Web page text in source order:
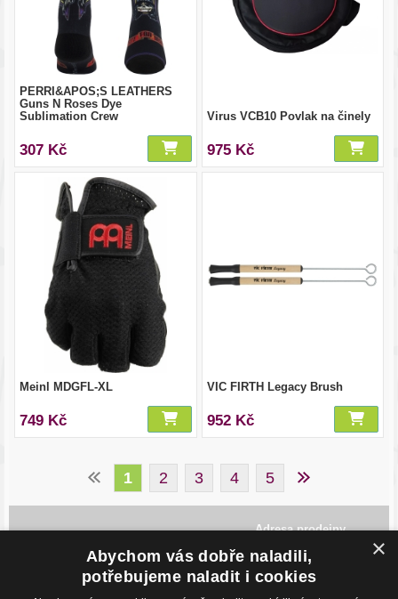
PERRI&APOS;S LEATHERS
Guns N Roses Dye
Sublimation Crew
307 Kč
Virus VCB10 Povlak na činely
975 Kč
Meinl MDGFL-XL
749 Kč
VIC FIRTH Legacy Brush
952 Kč
1 2 3 4 5
Adresa prodejny
Havlíčkovo Nábřeží 28,
702 00, Ostrava
Česká Republika
×
Abychom vás dobře naladili,
potřebujeme naladit i cookies